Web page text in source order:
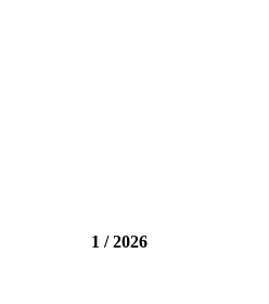
1 / 2026